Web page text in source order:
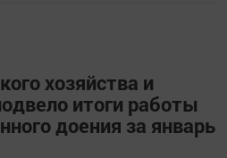
хозяйства и
итоги работы
доения за январь